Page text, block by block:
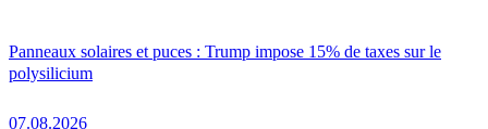
Panneaux solaires et puces : Trump impose 15% de taxes sur le
polysilicium
07.08.2026